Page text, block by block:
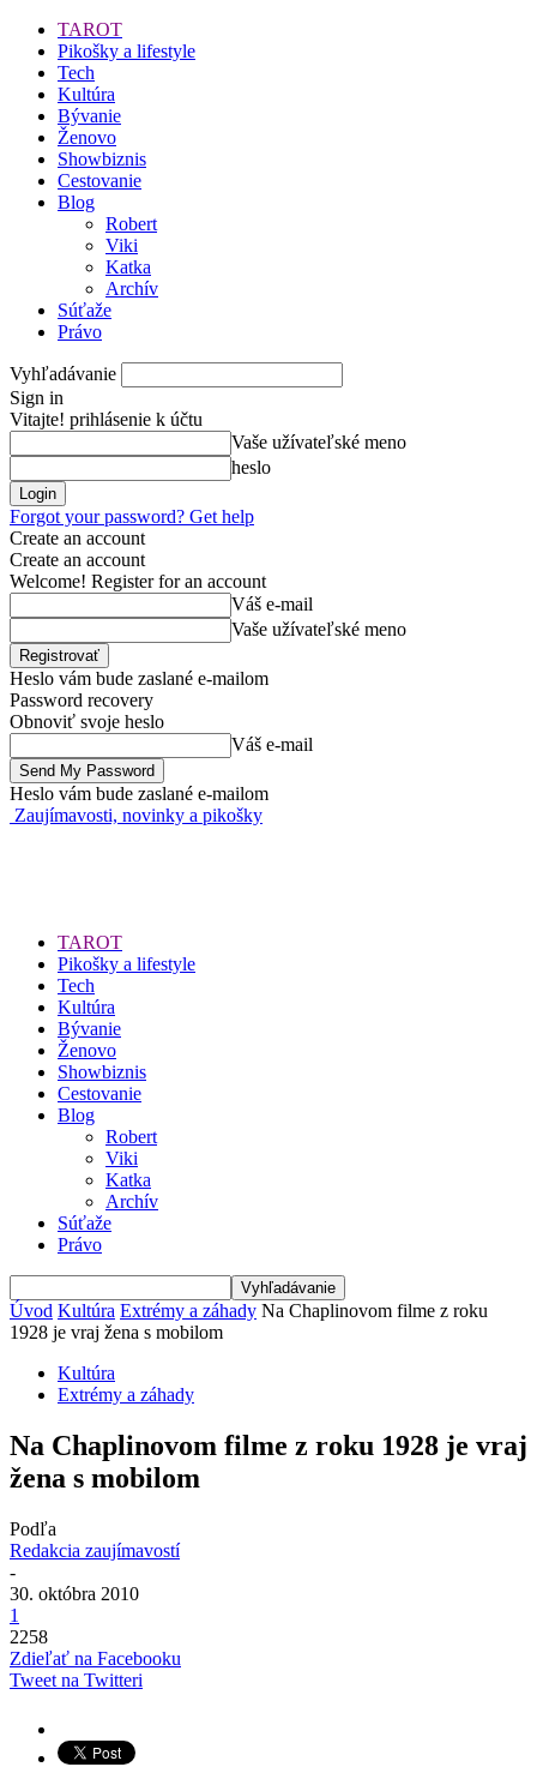
TAROT
Pikošky a lifestyle
Tech
Kultúra
Bývanie
Ženovo
Showbiznis
Cestovanie
Blog
Robert
Viki
Katka
Archív
Súťaže
Právo
Vyhľadávanie
Sign in
Vitajte! prihlásenie k účtu
Vaše užívateľské meno
heslo
Forgot your password? Get help
Create an account
Create an account
Welcome! Register for an account
Váš e-mail
Vaše užívateľské meno
Heslo vám bude zaslané e-mailom
Password recovery
Obnoviť svoje heslo
Váš e-mail
Heslo vám bude zaslané e-mailom
Zaujímavosti, novinky a pikošky
TAROT
Pikošky a lifestyle
Tech
Kultúra
Bývanie
Ženovo
Showbiznis
Cestovanie
Blog
Robert
Viki
Katka
Archív
Súťaže
Právo
Úvod Kultúra Extrémy a záhady Na Chaplinovom filme z roku
1928 je vraj žena s mobilom
Kultúra
Extrémy a záhady
Na Chaplinovom filme z roku 1928 je vraj
žena s mobilom
Podľa
Redakcia zaujímavostí
-
30. októbra 2010
1
2258
Zdieľať na Facebooku
Tweet na Twitteri